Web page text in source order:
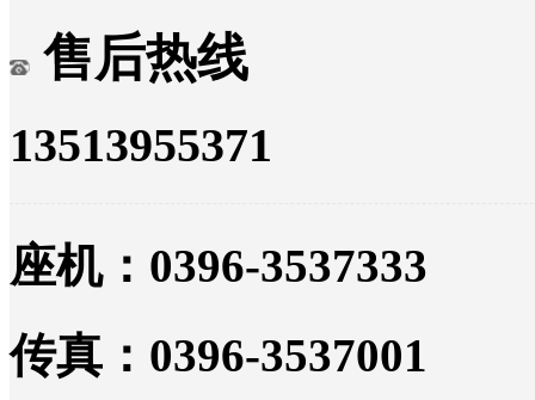
售后热线
13513955371
座机：0396-3537333
传真：0396-3537001